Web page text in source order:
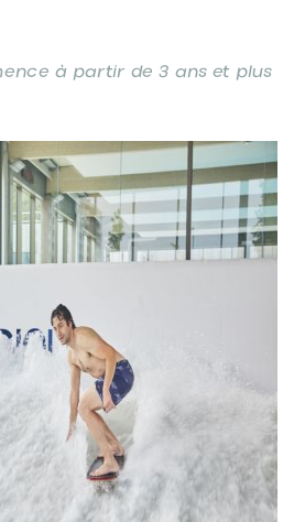
à partir de 3 ans et plus